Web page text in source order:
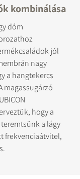
kombinálása
dóm
jól
nagy
a hangtekercs
magassugárzó
hogy a
a lágy
frekvenciaátvitel,